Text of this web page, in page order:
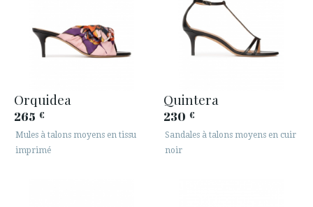
Orquidea
265 €
Mules à talons moyens en tissu
imprimé
Quintera
230 €
Sandales à talons moyens en cuir
noir